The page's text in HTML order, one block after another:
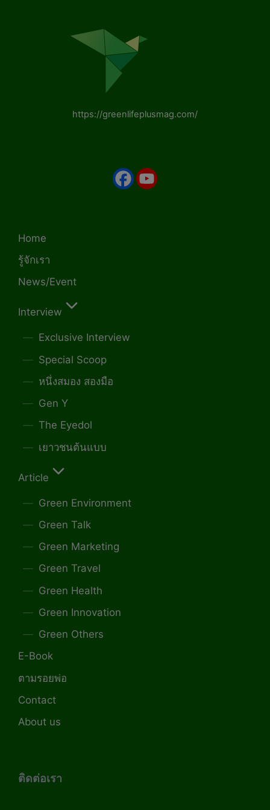
https://greenlifeplusmag.com/
Home
รู้จักเรา
News/Event
Interview
Exclusive Interview
Special Scoop
หนึ่งสมอง สองมือ
Gen Y
The Eyedol
เยาวชนต้นแบบ
Article
Green Environment
Green Talk
Green Marketing
Green Travel
Green Health
Green Innovation
Green Others
E-Book
ตามรอยพ่อ
Contact
About us
ติดต่อเรา